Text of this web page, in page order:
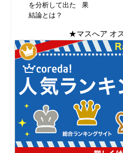
を分析して出た
結論とは？
果
★マスへア オ